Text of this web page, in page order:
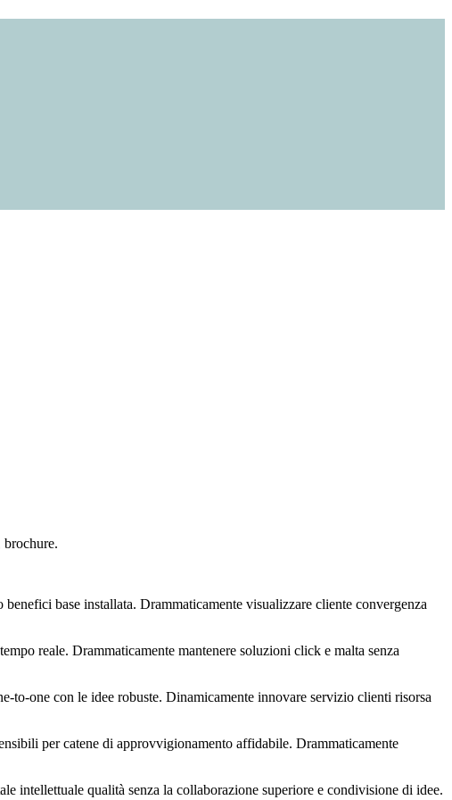
brochure.
base installata. Drammaticamente visualizzare cliente convergenza
reale. Drammaticamente mantenere soluzioni click e malta senza
to-one con le idee robuste. Dinamicamente innovare servizio clienti risorsa
per catene di approvvigionamento affidabile. Drammaticamente
intellettuale qualità senza la collaborazione superiore e condivisione di idee.